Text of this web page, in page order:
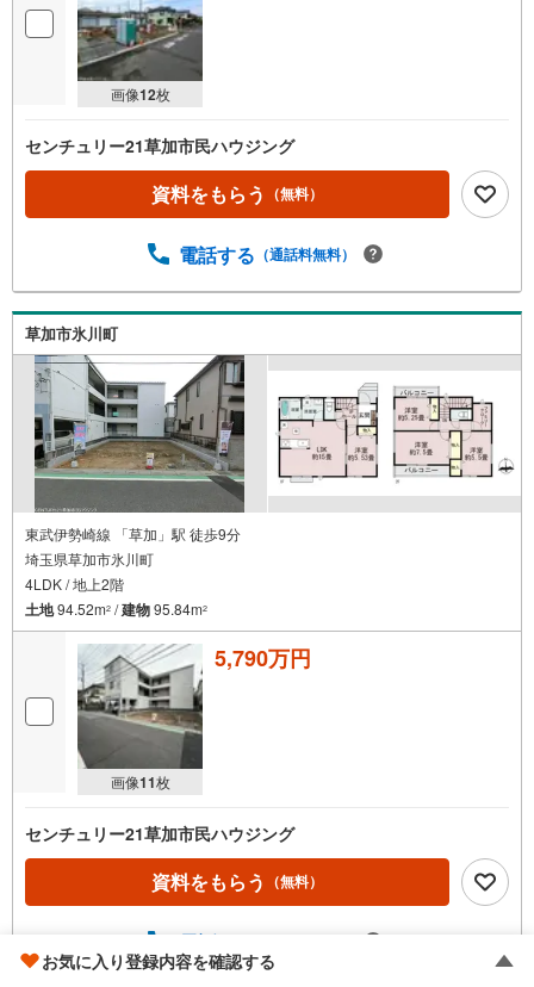
画像12枚
センチュリー21草加市民ハウジング
資料をもらう （無料）
電話する （通話料無料）
草加市氷川町
東武伊勢崎線 「草加」駅 徒歩9分
埼玉県草加市氷川町
4LDK / 地上2階
土地94.52m2 /建物95.84m2
画像11枚
5,790万円
センチュリー21草加市民ハウジング
資料をもらう （無料）
電話する
お気に入り登録内容を確認する